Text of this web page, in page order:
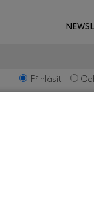
Přihlásit